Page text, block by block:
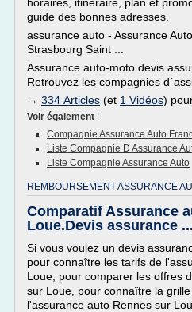
guide des bonnes adresses.
assurance auto - Assurance
Strasbourg Saint ...
Assurance auto-moto devis
Retrouvez les compagnies
→ 334 Articles (et 1 Vidéos)
Voir également :
Compagnie Assurance Auto
Liste Compagnie D Assurance
Liste Compagnie Assurance Auto
REMBOURSEMENT ASSURANCE
Comparatif Assurance
Loue.Devis assurance ...
Si vous voulez un devis
pour connaître les tarifs de
Loue, pour comparer les offres
sur Loue, pour connaître la
l'assurance auto Rennes sur